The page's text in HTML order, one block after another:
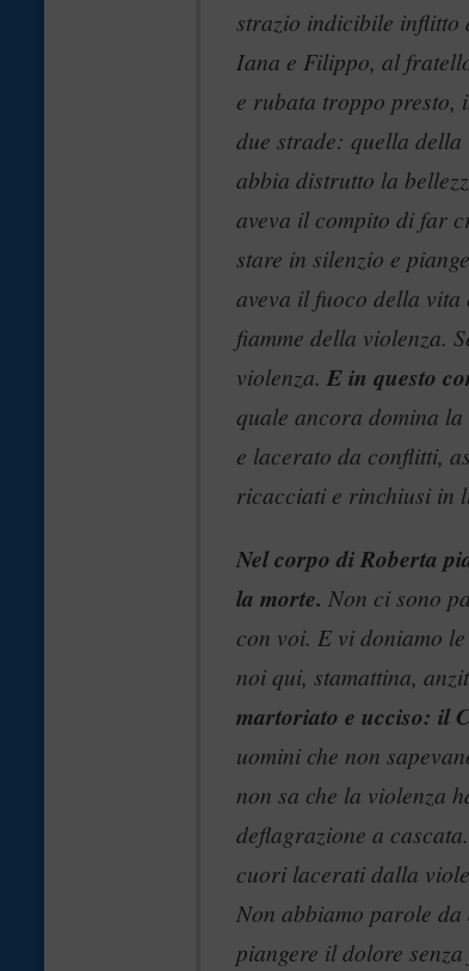
strazio indicibile inflitto
Iana e Filippo, al
e rubata troppo presto,
due strade: quella
abbia distrutto la
aveva il compito di far
stare in silenzio e
aveva il fuoco della
fiamme della violenza.
violenza. E in questo
quale ancora domina
e lacerato da conflitti,
ricacciati e rinchiusi in
Nel corpo di Roberta
la morte. Non ci sono
con voi. E vi doniamo
noi qui, stamattina,
martoriato e ucciso: il
uomini che non
non sa che la violenza
deflagrazione a
cuori lacerati dalla
Non abbiamo parole
piangere il dolore